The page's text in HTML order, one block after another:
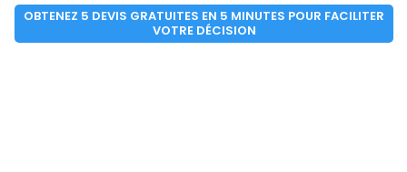
OBTENEZ 5 DEVIS GRATUITES EN 5 MINUTES POUR FACILITER
VOTRE DÉCISION